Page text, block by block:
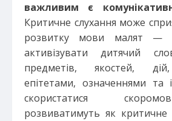
важливим є
Критичне слухання може
розвитку мови малят —
активізувати дитячий
предметів, якостей,
епітетами, означеннями та
скористатися
розвиватимуть як критичне